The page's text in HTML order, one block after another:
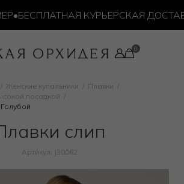
•БЕСПЛАТНАЯ КУРЬЕРСКАЯ
Женские купальники
Плавки
посадкой
слип
Артикул: J30062